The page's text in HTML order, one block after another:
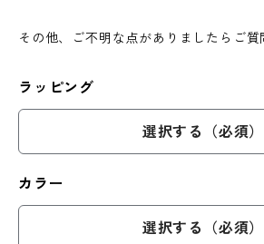
その他、ご不明な点がありましたらご
ラッピング
選択する（必須）
カラー
選択する（必須）